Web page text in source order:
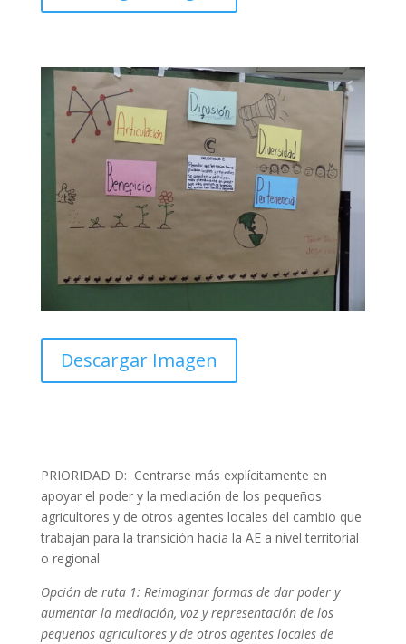
Descargar Imagen
PRIORIDAD D: Centrarse más explícitamente en
apoyar el poder y la mediación de los pequeños
agricultores y de otros agentes locales del cambio que
trabajan para la transición hacia la AE a nivel territorial
o regional
Opción de ruta 1: Reimaginar formas de dar poder y
aumentar la mediación, voz y representación de los
pequeños agricultores y de otros agentes locales de